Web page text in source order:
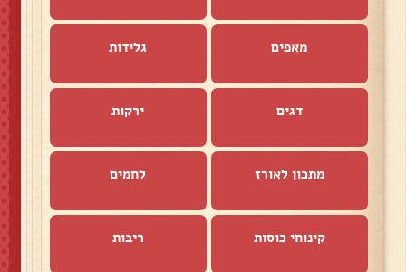
מאפים גלידות
דגים ירקות
מתכון לאורז לחמים
קינוחי כוסות ריבות